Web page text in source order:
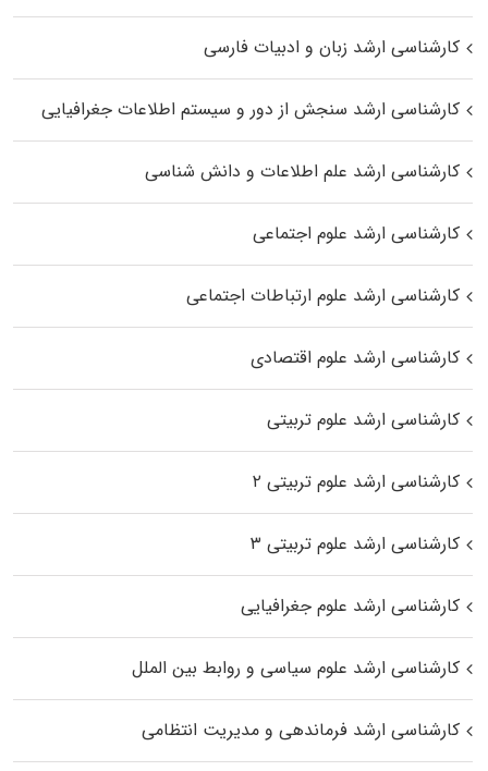
کارشناسی ارشد زبان و ادبیات فارسی
کارشناسی ارشد سنجش از دور و سیستم اطلاعات جغرافیایی
کارشناسی ارشد علم اطلاعات و دانش شناسی
کارشناسی ارشد علوم اجتماعی
کارشناسی ارشد علوم ارتباطات اجتماعی
کارشناسی ارشد علوم اقتصادی
کارشناسی ارشد علوم تربیتی
کارشناسی ارشد علوم تربیتی ۲
کارشناسی ارشد علوم تربیتی ۳
کارشناسی ارشد علوم جغرافیایی
کارشناسی ارشد علوم سیاسی و روابط بین الملل
کارشناسی ارشد فرماندهی و مدیریت انتظامی